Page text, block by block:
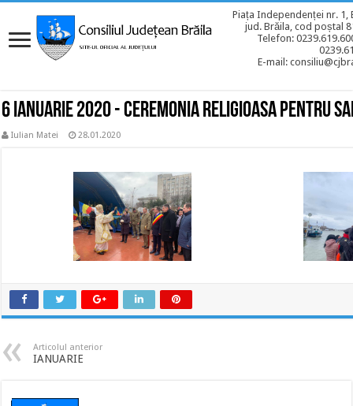
Piața Independenței nr. 1,
jud. Brăila, cod poștal
Telefon:
E-mail:
6 ianuarie 2020 - Ceremonia religioasa pentru
Iulian Matei 28.01.2020
Articolul anterior
IANUARIE